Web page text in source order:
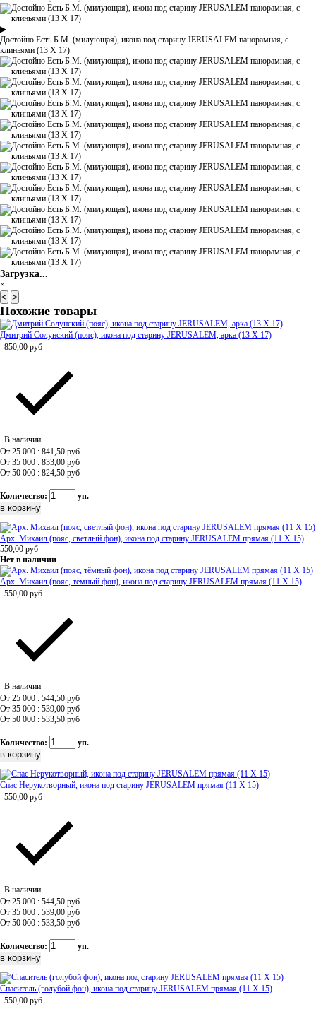
▶
Достойно Есть Б.М. (милующая), икона под старину JERUSALEM панорамная, с
клиньями (13 Х 17)
Загрузка...
×
< >
Похожие товары
Дмитрий Солунский (пояс), икона под старину JERUSALEM, арка (13 Х 17)
850,00 руб
В наличии
От 25 000 : 841,50 руб
От 35 000 : 833,00 руб
От 50 000 : 824,50 руб
Количество: уп.
Арх. Михаил (пояс, светлый фон), икона под старину JERUSALEM прямая (11 Х 15)
550,00 руб
Нет в наличии
Арх. Михаил (пояс, тёмный фон), икона под старину JERUSALEM прямая (11 Х 15)
550,00 руб
В наличии
От 25 000 : 544,50 руб
От 35 000 : 539,00 руб
От 50 000 : 533,50 руб
Количество: уп.
Спас Нерукотворный, икона под старину JERUSALEM прямая (11 Х 15)
550,00 руб
В наличии
От 25 000 : 544,50 руб
От 35 000 : 539,00 руб
От 50 000 : 533,50 руб
Количество: уп.
Спаситель (голубой фон), икона под старину JERUSALEM прямая (11 Х 15)
550,00 руб